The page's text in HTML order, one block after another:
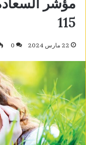
115
22 مارس 2024 0